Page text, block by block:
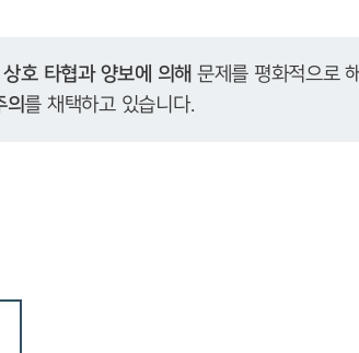
상호 타협과 양보에 의해 문제를 평화적으로
의를 채택하고 있습니다.